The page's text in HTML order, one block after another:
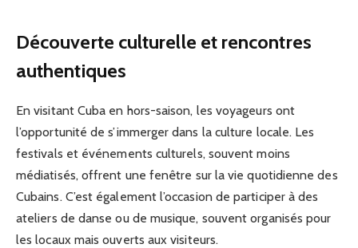
Découverte culturelle et rencontres
authentiques
En visitant Cuba en hors-saison, les voyageurs ont
l’opportunité de s’immerger dans la culture locale. Les
festivals et événements culturels, souvent moins
médiatisés, offrent une fenêtre sur la vie quotidienne des
Cubains. C’est également l’occasion de participer à des
ateliers de danse ou de musique, souvent organisés pour
les locaux mais ouverts aux visiteurs.